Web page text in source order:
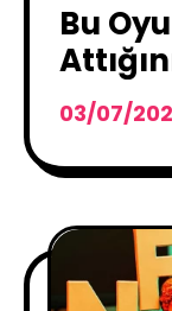
Bu
03/07/